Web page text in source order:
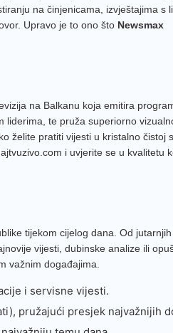
HRT 3
Nova S
Al
Balkans
Telma
Alfa TV
na činjenicama, izvještajima s
Upravo je to ono što Newsmax
na Balkanu koja emitira
liderima, te pruža superiorno
želite pratiti vijesti u kristalno čistoj
i uvjerite se u kvalitetu
tijekom cijelog dana. Od
vijesti, dubinske analize ili
važnim događajima.
i servisne vijesti.
pružajući presjek najvažnijih